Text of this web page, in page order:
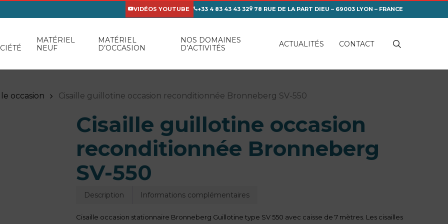
VIDÉOS YOUTUBE +33 4 83 43 43 32 78 RUE DE LA PART DIEU – 69003 LYON – FRANCE
MATÉRIEL
NEUF
MATÉRIEL
D’OCCASION
NOS DOMAINES
D’ACTIVITÉS
ACTUALITÉS CONTACT
occasion Cisaille guillotine occasion reconditionnée Bronneberg SV-550
Cisaille guillotine occasion
reconditionnée Bronneberg
SV-550
Description Informations complémentaires
Cisaille occasion stationnaire Bronneberg Guillotine type SV 550 avec caisse de 7 mètres. Les cisailles